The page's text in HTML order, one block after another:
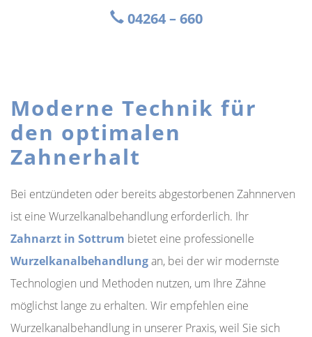
04264 – 660
Moderne Technik für
den optimalen
Zahnerhalt
Bei entzündeten oder bereits abgestorbenen Zahnnerven
ist eine Wurzelkanalbehandlung erforderlich. Ihr
Zahnarzt in Sottrum bietet eine professionelle
Wurzelkanalbehandlungan, bei der wir modernste
Technologien und Methoden nutzen, um Ihre Zähne
möglichst lange zu erhalten. Wir empfehlen eine
Wurzelkanalbehandlung in unserer Praxis, weil Sie sich